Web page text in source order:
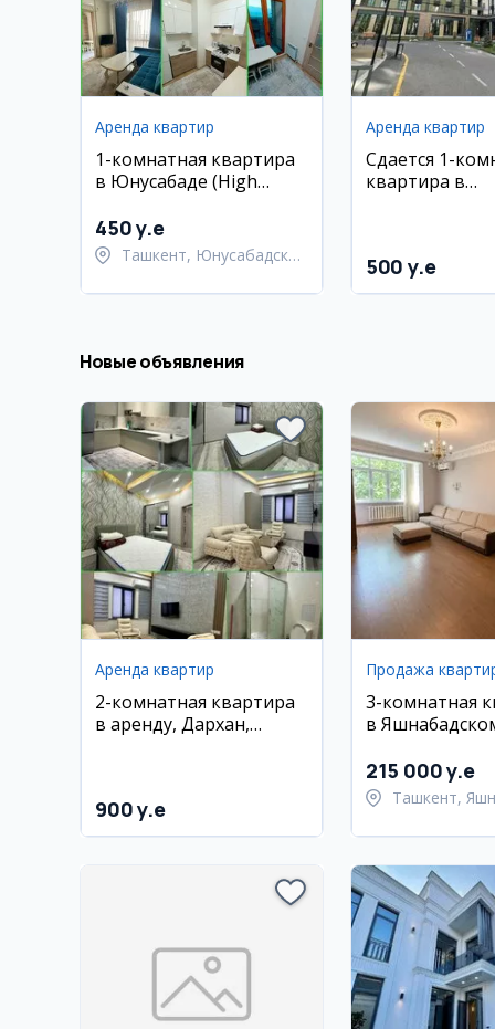
Аренда квартир
1-комнатная квартира
в Юнусабаде (High
450 y.e
Ташкент, Юнусабадский
Аренда квартир
Сдается 1-
квартира в
500 y.e
Новые объявления
Аренда квартир
2-комнатная квартира
в аренду, Дархан,
900 y.e
Продажа
3-комнатная
в
215 000 y.e
Ташкент,